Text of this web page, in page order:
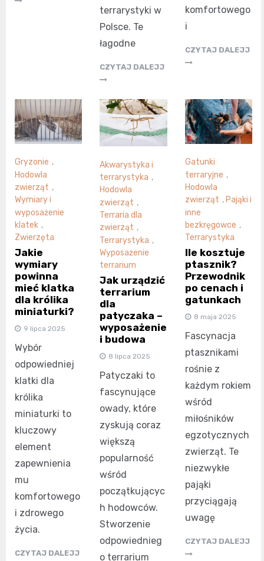
terrarystyki w
Polsce. Te
łagodne
CZYTAJ DALEJJ
komfortowego
i
CZYTAJ DALEJJ
Gryzonie ,
Hodowla
zwierząt ,
Wymiary i
wyposażenie
klatek ,
Zwierzęta
Jakie
wymiary
powinna
mieć klatka
dla królika
miniaturki?
9 lipca 2025
Wybór
odpowiedniej
klatki dla
królika
miniaturki to
kluczowy
element
zapewnienia
mu
komfortowego
i zdrowego
życia.
CZYTAJ DALEJJ
Akwarystyka i
terrarystyka ,
Hodowla
zwierząt ,
Terraria dla
zwierząt ,
Terrarystyka ,
Wyposażenie
terrarium
Jak urządzić
terrarium
dla
patyczaka –
wyposażenie
i budowa
8 lipca 2025
Patyczaki to
fascynujące
owady, które
zyskują coraz
większą
popularność
wśród
początkującyc
h hodowców.
Stworzenie
odpowiednieg
o terrarium
Gatunki
terraryjne ,
Hodowla
zwierząt , Pająki i
inne
bezkręgowce ,
Terrarystyka
Ile kosztuje
ptasznik?
Przewodnik
po cenach i
gatunkach
8 maja 2025
Fascynacja
ptasznikami
rośnie z
każdym rokiem
wśród
miłośników
egzotycznych
zwierząt. Te
niezwykłe
pająki
przyciągają
uwagę
CZYTAJ DALEJJ